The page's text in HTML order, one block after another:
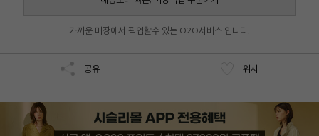
가까운 매장에서 픽업할수 있는 O2O서비스 입니다.
공유 위시